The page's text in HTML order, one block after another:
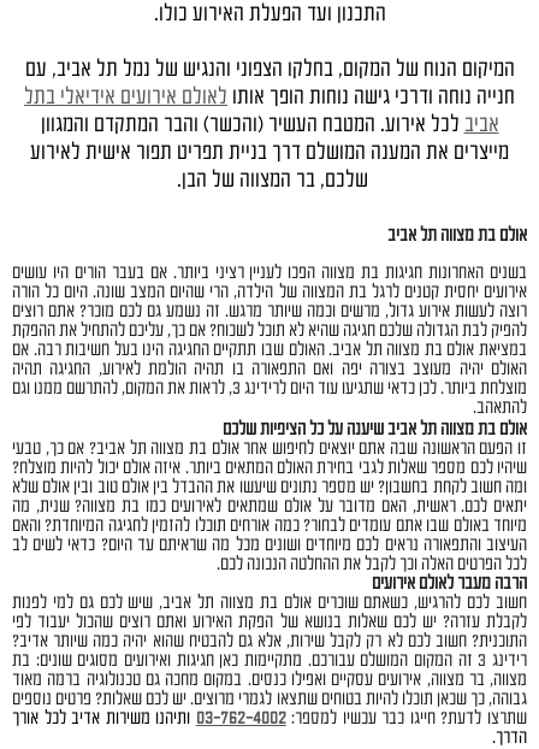
התכנון ועד הפעלת האירוע כולו.
המיקום הנוח של המקום, בחלקו הצפוני והנגיש של נמל תל אביב, עם
חנייה נוחה ודרכי גישה נוחות הופך אותו לאולם אירועים אידיאלי בתל
אביבלכל אירוע. המטבח העשיר (והכשר) והבר המתקדם והמגוון
מייצרים את המענה המושלם דרך בניית תפריט תפור אישית לאירוע
שלכם, בר המצווה של הבן.
אולם בת מצווה תל אביב
בשנים האחרונות חגיגות בת מצווה הפכו לעניין רציני ביותר. אם בעבר הורים היו עושים
אירועים יחסית קטנים לרגל בת המצווה של הילדה, הרי שהיום המצב שונה. היום כל הורה
רוצה לעשות אירוע גדול, מרשים וכמה שיותר מרגש. זה נשמע גם לכם מוכר? אתם רוצים
להפיק לבת הגדולה שלכם חגיגה שהיא לא תוכל לשכוח? אם כך, עליכם להתחיל את ההפקת
במציאת אולם בת מצווה תל אביב. האולם שבו תתקיים החגיגה הינו בעל חשיבות רבה. אם
האולם יהיה מעוצב בצורה יפה ואם התפאורה בו תהיה הולמת לאירוע, החגיגה תהיה
מוצלחת ביותר. לכן כדאי שתגיעו עוד היום לרידינג 3, לראות את המקום, להתרשם ממנו וגם
להתאהב.
אולם בת מצווה תל אביב שיענה על כל הציפיות שלכם
זו הפעם הראשונה שבה אתם יוצאים לחיפוש אחר אולם בת מצווה תל אביב? אם כך, טבעי
שיהיו לכם מספר שאלות לגבי בחירת האולם המתאים ביותר. איזה אולם יכול להיות מוצלח?
ומה חשוב לקחת בחשבון? יש מספר נתונים שיעשו את ההבדל בין אולם טוב ובין אולם שלא
יתאים לכם. ראשית, האם מדובר על אולם שמתאים לאירועים כמו בת מצווה? שנית, מה
מיוחד באולם שבו אתם עומדים לבחור? כמה אורחים תוכלו להזמין לחגיגה המיוחדת? והאם
העיצוב והתפאורה נראים לכם מיוחדים ושונים מכל מה שראיתם עד היום? כדאי לשים לב
לכל הפרטים האלה וכך לקבל את ההחלטה הנכונה לכם.
הרבה מעבר לאולם אירועים
חשוב לכם להרגיש, כשאתם שוכרים אולם בת מצווה תל אביב, שיש לכם גם למי לפנות
לקבלת עזרה? יש לכם שאלות בנושא של הפקת האירוע ואתם רוצים שהכול יעבוד לפי
התוכנית? חשוב לכם לא רק לקבל שירות, אלא גם להבטיח שהוא יהיה כמה שיותר אדיב?
רידינג 3 זה המקום המושלם עבורכם. מתקיימות כאן חגיגות ואירועים מסוגים שונים: בת
מצווה, בר מצווה, אירועים עסקיים ואפילו כנסים. במקום מחכה גם טכנולוגיה ברמה מאוד
גבוהה, כך שכאן תוכלו להיות בטוחים שתצאו לגמרי מרוצים. יש לכם שאלות? פרטים נוספים
שתרצו לדעת? חייגו כבר עכשיו למספר:03-762-4002ותיהנו משירות אדיב לכל אורך
הדרך.